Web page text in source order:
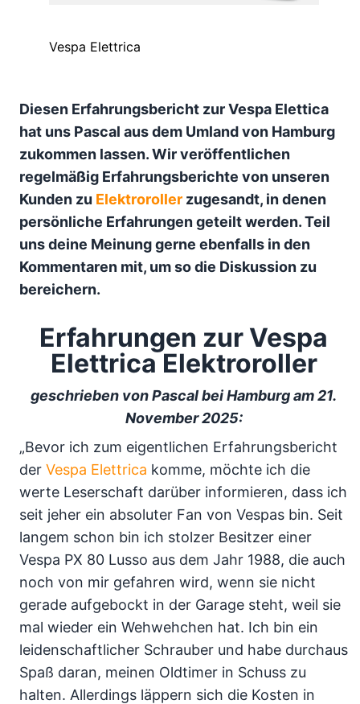
Vespa Elettrica
Diesen Erfahrungsbericht zur Vespa Elettica
hat uns Pascal aus dem Umland von Hamburg
zukommen lassen. Wir veröffentlichen
regelmäßig Erfahrungsberichte von unseren
Kunden zu Elektroroller zugesandt, in denen
persönliche Erfahrungen geteilt werden. Teil
uns deine Meinung gerne ebenfalls in den
Kommentaren mit, um so die Diskussion zu
bereichern.
Erfahrungen zur Vespa
Elettrica Elektroroller
geschrieben von Pascal bei Hamburg am 21.
November 2025:
„Bevor ich zum eigentlichen Erfahrungsbericht
der Vespa Elettrica komme, möchte ich die
werte Leserschaft darüber informieren, dass ich
seit jeher ein absoluter Fan von Vespas bin. Seit
langem schon bin ich stolzer Besitzer einer
Vespa PX 80 Lusso aus dem Jahr 1988, die auch
noch von mir gefahren wird, wenn sie nicht
gerade aufgebockt in der Garage steht, weil sie
mal wieder ein Wehwehchen hat. Ich bin ein
leidenschaftlicher Schrauber und habe durchaus
Spaß daran, meinen Oldtimer in Schuss zu
halten. Allerdings läppern sich die Kosten in